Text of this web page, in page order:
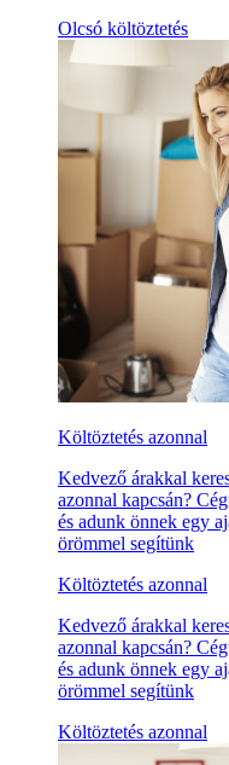
Olcsó költöztetés
Költöztetés azonnal
Kedvező árakkal
azonnal kapcsán?
és adunk önnek egy
örömmel segítünk
Költöztetés azonnal
Kedvező árakkal
azonnal kapcsán?
és adunk önnek egy
örömmel segítünk
Költöztetés azonnal